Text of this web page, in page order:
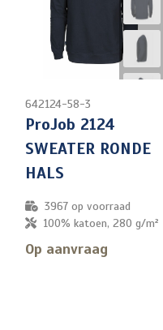
642124-58-3
ProJob 2124
SWEATER RONDE
HALS
3967op voorraad
100% katoen, 280 g/m²
Op aanvraag